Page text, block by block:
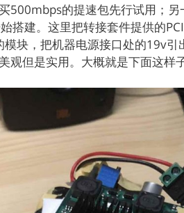
500mbps的提速包先行试用；
搭建。这里把转接套件提供的
块，把机器电源接口处的19v引
观但是实用。大概就是下面这样